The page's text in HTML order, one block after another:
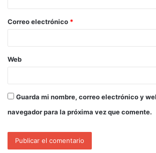
Correo electrónico *
Web
Guarda mi nombre, correo electrónico y
navegador para la próxima vez que comente.